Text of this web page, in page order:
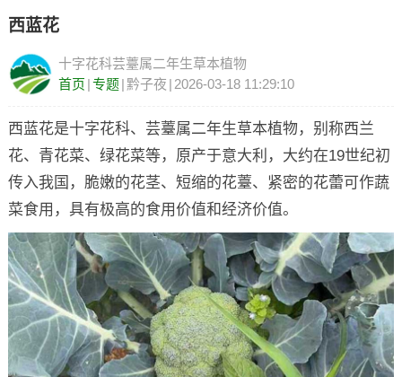
西蓝花
十字花科芸薹属二年生草本植物
首页 |专题|黔子夜 | 2026-03-18 11:29:10
西蓝花是十字花科、芸薹属二年生草本植物，别称西兰
花、青花菜、绿花菜等，原产于意大利，大约在19世纪初
传入我国，脆嫩的花茎、短缩的花薹、紧密的花蕾可作蔬
菜食用，具有极高的食用价值和经济价值。